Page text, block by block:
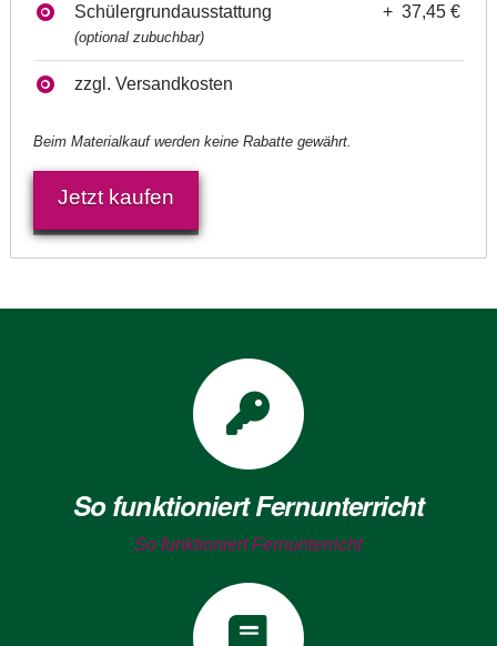
Schülergrundausstattung
(optional zubuchbar)
+ 37,45 €
zzgl. Versandkosten
Beim Materialkauf werden keine Rabatte gewährt.
Jetzt kaufen
So funktioniert Fernunterricht
So funktioniert Fernunterricht